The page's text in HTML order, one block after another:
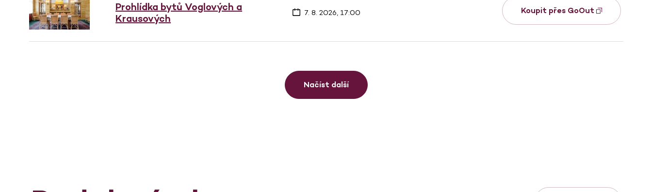
Prohlídka bytů Voglových a
Krausových
7. 8. 2026, 17:00 Koupit přes GoOut
Načíst další